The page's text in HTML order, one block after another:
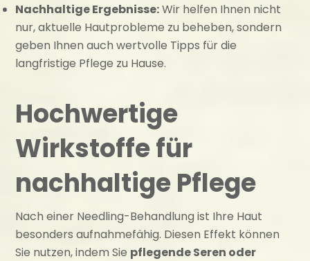
Nachhaltige Ergebnisse:Wir helfen Ihnen nicht
nur, aktuelle Hautprobleme zu beheben, sondern
geben Ihnen auch wertvolle Tipps für die
langfristige Pflege zu Hause.
Hochwertige
Wirkstoffe für
nachhaltige Pflege
Nach einer Needling-Behandlung ist Ihre Haut
besonders aufnahmefähig. Diesen Effekt können
Sie nutzen, indem Sie pflegende Seren oder